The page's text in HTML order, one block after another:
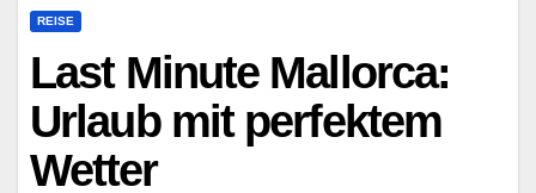
REISE
Last Minute Mallorca:
Urlaub mit perfektem
Wetter